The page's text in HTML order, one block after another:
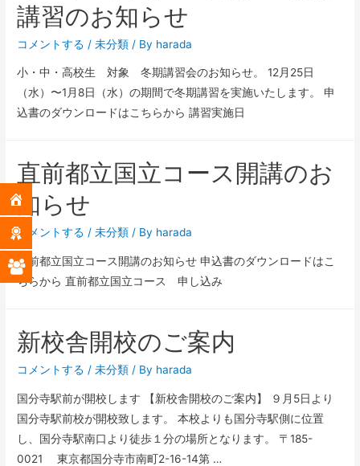
講習のお知らせ
コメントする /未分類 / By harada
小・中・高校生 対象 冬期講習会のお知らせ。 12月25日
（水）〜1月8日（水）の期間で冬期講習を実施いたします。 申
込書のダウンロードはこちらから 講習実施日
直前都立国立コース開講のお
知らせ
コメントする /未分類 / By harada
直前都立国立コース開講のお知らせ 申込書のダウンロードはこ
ちらから 直前都立国立コース 申し込み
新校舎開校のご案内
コメントする /未分類 / By harada
国分寺駅前が開校します 【新校舎開校のご案内】 ９月5日より
国分寺駅前校が開校致します。 本校よりも国分寺駅側に位置
し、国分寺駅南口より徒歩１分の場所となります。 〒185-
0021 東京都国分寺市南町2-16-14第 …